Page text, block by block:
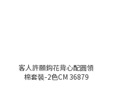
客人許願鈎花背心配圓領
棉套裝-2色CM 36879